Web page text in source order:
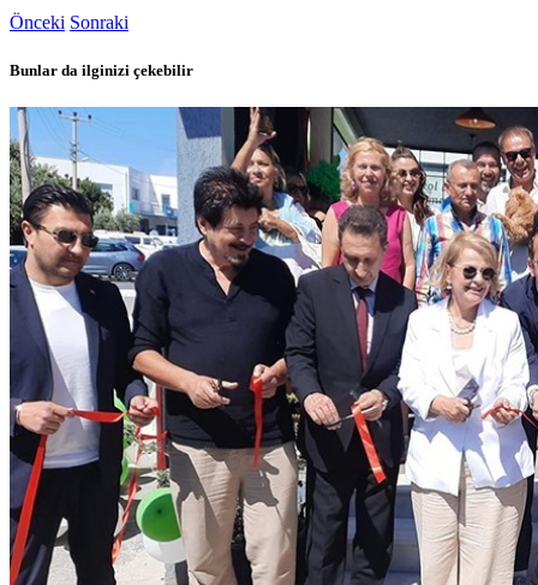
Önceki Sonraki
Bunlar da ilginizi çekebilir